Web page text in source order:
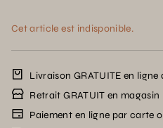
Cet article est indisponible.
Livraison GRATUITE en ligne
Retrait GRATUIT en magasin
Paiement en ligne par carte